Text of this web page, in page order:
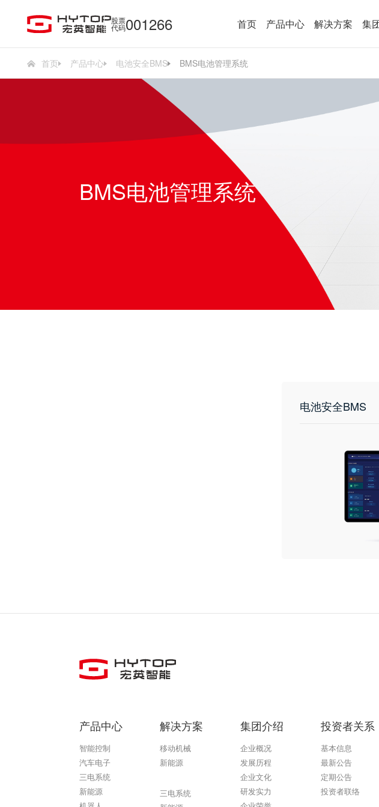
股票
代码001266 首页 产品中心 解决方案 集
首页 产品中心 电池安全BMS BMS电池管理系统
BMS电池管理系统
电池安全BMS
产品中心
智能控制
汽车电子
三电系统
新能源
解决方案
移动机械
新能源
三电系统
集团介绍
企业概况
发展历程
企业文化
研发实力
投资者关系
基本信息
最新公告
定期公告
投资者联络